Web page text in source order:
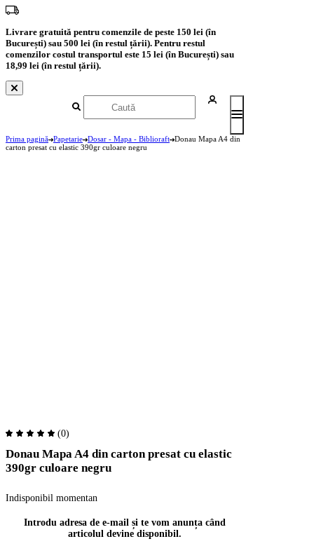
Livrare gratuită pentru comenzile de peste 150 lei (în
București) sau 500 lei (în restul țării). Pentru restul
comenzilor costul transportul este 15 lei (în București) sau
18,99 lei (în restul țării).
Prima pagină Papetarie Dosar - Mapa - Biblioraft Donau Mapa A4 din
carton presat cu elastic 390gr culoare negru
(0)
Donau Mapa A4 din carton presat cu elastic
390gr culoare negru
Indisponibil momentan
Introdu adresa de e-mail și te vom anunța când
articolul devine disponibil.